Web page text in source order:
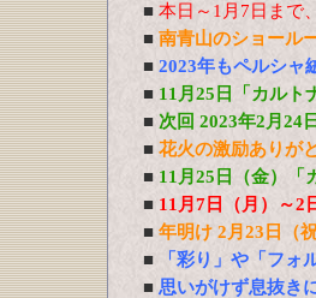
■ 本日～1月7日まで
■ 南青山のショール
■ 2023年もペルシャ
■ 11月25日「カルト
■ 次回 2023年2月24
■ 花火の激励ありが
■ 11月25日（金）「
■ 11月7日（月）～2
■ 年明け 2月23日（
■ 「彩り」や「フォ
■ 思いがけず息抜き